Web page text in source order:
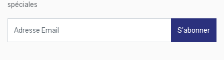
spéciales
S'abonner